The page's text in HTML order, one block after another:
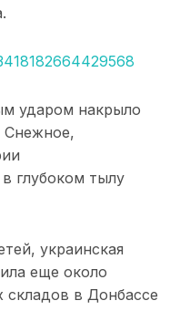
ударом накрыло
Снежное,
глубоком тылу
украинская
еще около
складов в Донбассе